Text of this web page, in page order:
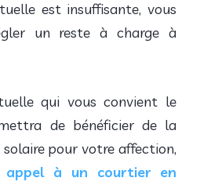
est insuffisante, vous
un reste à charge à
qui vous convient le
de bénéficier de la
pour votre affection,
appel à un courtier en